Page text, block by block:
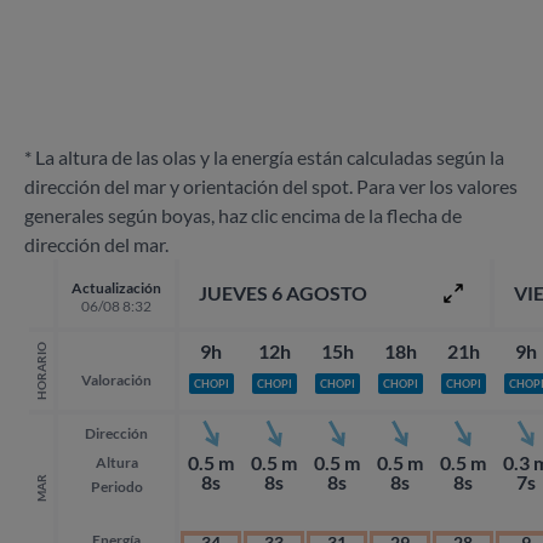
* La altura de las olas y la energía están calculadas según la
dirección del mar y orientación del spot. Para ver los valores
generales según boyas, haz clic encima de la flecha de
dirección del mar.
Actualización
06/08 8:32
HORARIO Valoración
MAR
Dirección
Altura
Periodo
JUEVES 6 AGOSTO
9h
CHOPI
0.5 m
8s
12h
CHOPI
0.5 m
8s
15h
CHOPI
0.5 m
8s
18h
CHOPI
0.5 m
8s
21h
CHOPI
0.5 m
8s
9h
CHOPI
0.3
7s